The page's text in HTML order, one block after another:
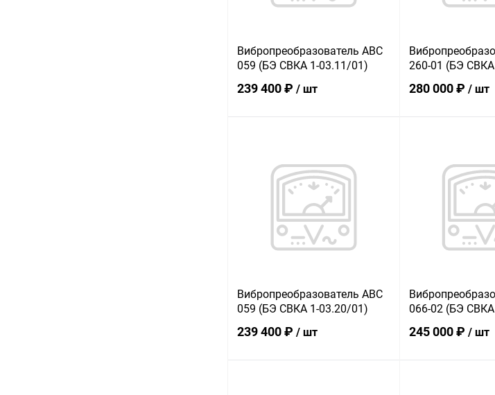
Вибропреобразователь АВС
059 (БЭ СВКА 1-03.11/01)
239 400 ₽ / шт
Купить в 1 клик К сравнению
260-01 (БЭ
280 000 ₽ / шт
Купить в 1 клик
Вибропреобразователь АВС
059 (БЭ СВКА 1-03.20/01)
239 400 ₽ / шт
066-02 (БЭ
245 000 ₽ / шт